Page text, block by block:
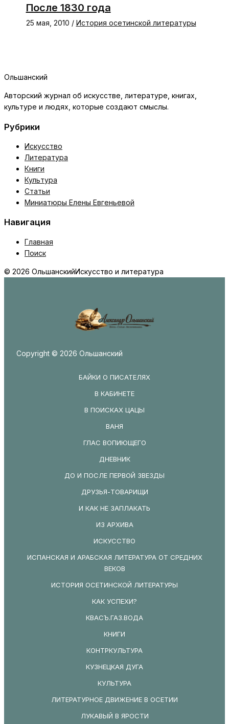
После 1830 года
25 мая, 2010 / История осетинской литературы
Ольшанский
Авторский журнал об искусстве, литературе, книгах,
культуре и людях, которые создают смыслы.
Рубрики
Искусство
Литература
Книги
Культура
Статьи
Миниатюры Елены Евгеньевой
Навигация
Главная
Поиск
© 2026 ОльшанскийИскусство и литература
Copyright © 2026 Ольшанский
БАЙКИ О ПИСАТЕЛЯХ
В КАБИНЕТЕ
В ПОИСКАХ ЦАЦЫ
ВАНЯ
ГЛАС ВОПИЮЩЕГО
ДНЕВНИК
ДО И ПОСЛЕ ПЕРВОЙ ЗВЕЗДЫ
ДРУЗЬЯ-ТОВАРИЩИ
И КАК НЕ ЗАПЛАКАТЬ
ИЗ АРХИВА
ИСКУССТВО
ИСПАНСКАЯ И АРАБСКАЯ ЛИТЕРАТУРА ОТ СРЕДНИХ
ВЕКОВ
ИСТОРИЯ ОСЕТИНСКОЙ ЛИТЕРАТУРЫ
КАК УСПЕХИ?
КВАСЪ.ГАЗ.ВОДА
КНИГИ
КОНТРКУЛЬТУРА
КУЗНЕЦКАЯ ДУГА
КУЛЬТУРА
ЛИТЕРАТУРНОЕ ДВИЖЕНИЕ В ОСЕТИИ
ЛУКАВЫЙ В ЯРОСТИ